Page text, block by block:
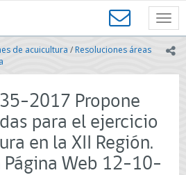
de acuicultura /Resoluciones áreas
2017 Propone
para el ejercicio
en la XII Región.
Página Web 12-10-